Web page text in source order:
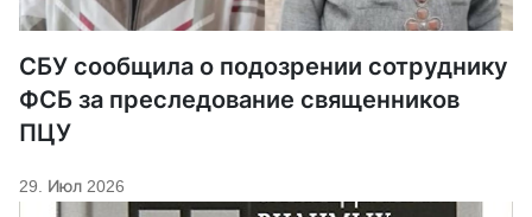
СБУ сообщила о подозрении сотруднику
ФСБ за преследование священников
ПЦУ
29. Июл 2026